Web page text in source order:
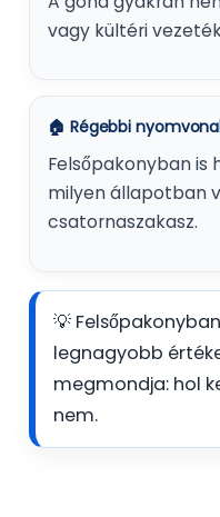
vagy kültéri
🏠 Régebbi
Felsőpakonyban is
milyen állapotban
csatornaszakasz.
💡
legnagyobb
megmondja: hol
nem.